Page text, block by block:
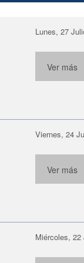
Lunes, 27
Ver más
Viernes, 24
Ver más
Miércoles,